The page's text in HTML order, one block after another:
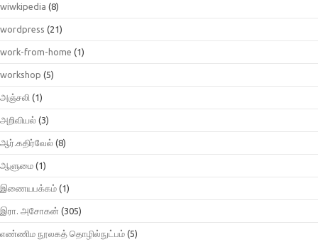
wiwkipedia (8)
wordpress (21)
work-from-home (1)
workshop (5)
அஞ்சலி (1)
அறிவியல் (3)
ஆர்.கதிர்வேல் (8)
ஆளுமை (1)
இணையபக்கம் (1)
இரா. அசோகன் (305)
எண்ணிம நூலகத் தொழில்நுட்பம் (5)